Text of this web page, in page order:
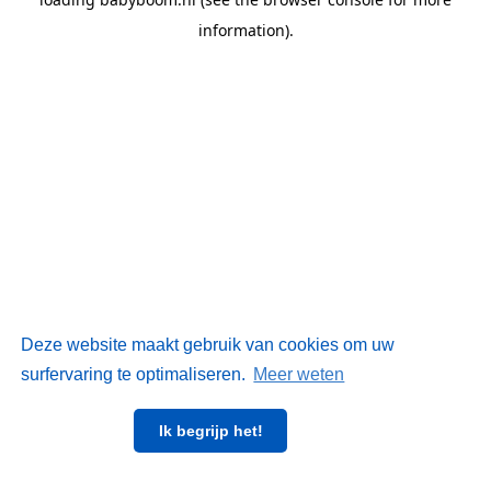
Deze website maakt gebruik van cookies om uw
surfervaring te optimaliseren. Meer weten
Ik begrijp het!
information).